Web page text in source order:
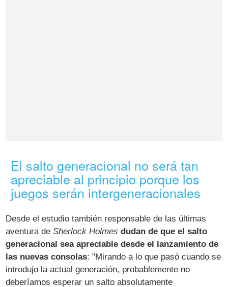
El salto generacional no será tan
apreciable al principio porque los
juegos serán intergeneracionales
Desde el estudio también responsable de las últimas
aventura deSherlock Holmes dudan de que el salto
generacional sea apreciable desde el lanzamiento de
las nuevas consolas: "Mirando a lo que pasó cuando se
introdujo la actual generación, probablemente no
deberíamos esperar un salto absolutamente